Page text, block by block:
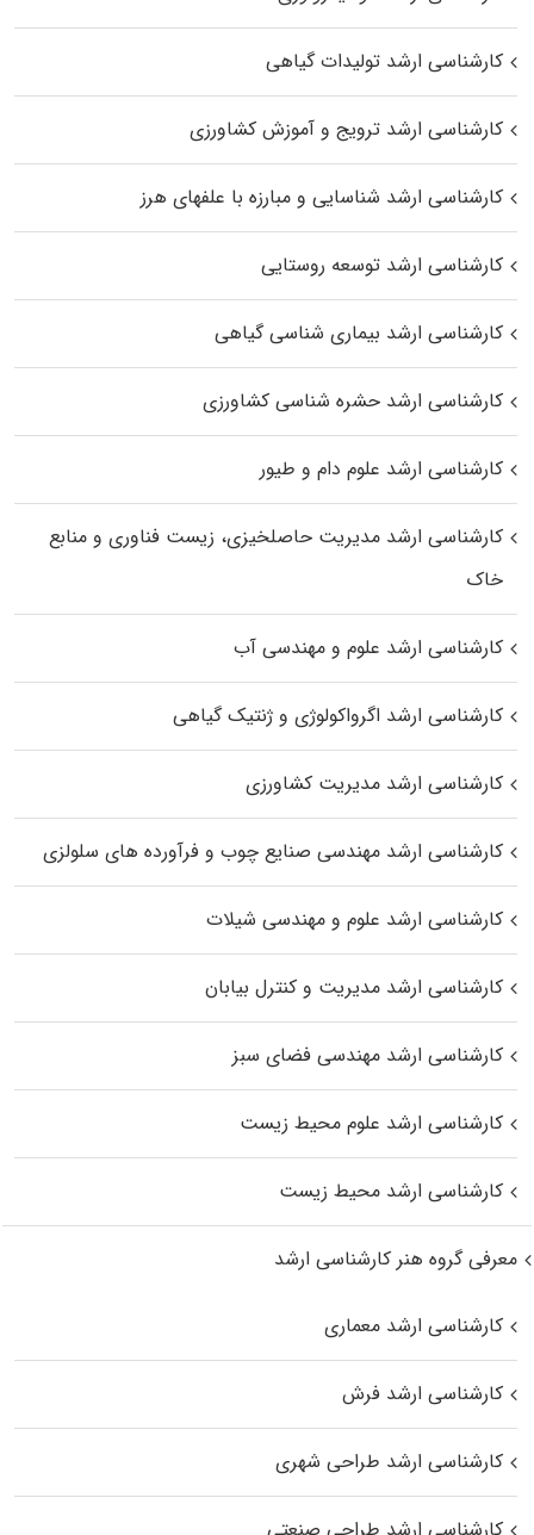
کارشناسی ارشد تولیدات گیاهی
کارشناسی ارشد ترویج و آموزش کشاورزی
کارشناسی ارشد شناسایی و مبارزه با علفهای هرز
کارشناسی ارشد توسعه روستایی
کارشناسی ارشد بیماری‌ شناسی گیاهی
کارشناسی ارشد حشره‌ شناسی کشاورزی
کارشناسی ارشد علوم دام و طیور
کارشناسی ارشد مدیریت حاصلخیزی، زیست فناوری و منابع
خاک
کارشناسی ارشد علوم و مهندسی آب
کارشناسی ارشد اگرواکولوژی و ژنتیک گیاهی
کارشناسی ارشد مدیریت کشاورزی
کارشناسی ارشد مهندسی صنایع چوب و فرآورده‌ های سلولزی
کارشناسی ارشد علوم و مهندسی شیلات
کارشناسی ارشد مدیریت و کنترل بیابان
کارشناسی ارشد مهندسی فضای سبز
کارشناسی ارشد علوم محیط‌ زیست
کارشناسی ارشد محیط زیست
معرفی گروه هنر کارشناسی ارشد
کارشناسی ارشد معماری
کارشناسی ارشد فرش
کارشناسی ارشد طراحی شهری